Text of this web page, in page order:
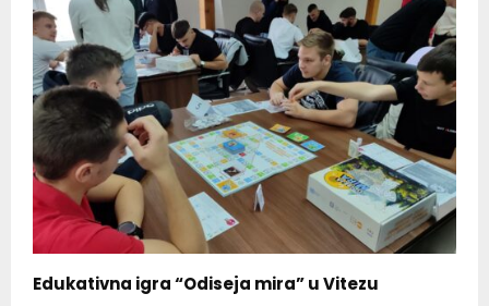
Edukativna igra “Odiseja mira” u Vitezu